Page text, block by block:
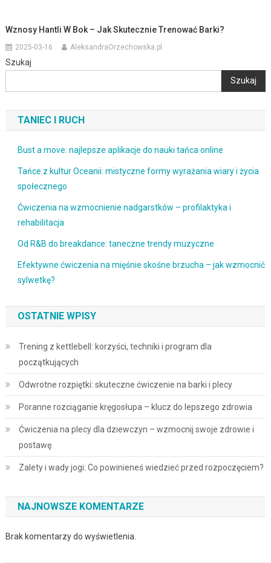
Wznosy Hantli W Bok – Jak Skutecznie Trenować Barki?
2025-03-16 AleksandraOrzechowska.pl
Szukaj
Szukaj
TANIEC I RUCH
Bust a move: najlepsze aplikacje do nauki tańca online
Tańce z kultur Oceanii: mistyczne formy wyrażania wiary i życia
społecznego
Ćwiczenia na wzmocnienie nadgarstków – profilaktyka i
rehabilitacja
Od R&B do breakdance: taneczne trendy muzyczne
Efektywne ćwiczenia na mięśnie skośne brzucha – jak wzmocnić
sylwetkę?
OSTATNIE WPISY
Trening z kettlebell: korzyści, techniki i program dla
początkujących
Odwrotne rozpiętki: skuteczne ćwiczenie na barki i plecy
Poranne rozciąganie kręgosłupa – klucz do lepszego zdrowia
Ćwiczenia na plecy dla dziewczyn – wzmocnij swoje zdrowie i
postawę
Zalety i wady jogi: Co powinieneś wiedzieć przed rozpoczęciem?
NAJNOWSZE KOMENTARZE
Brak komentarzy do wyświetlenia.